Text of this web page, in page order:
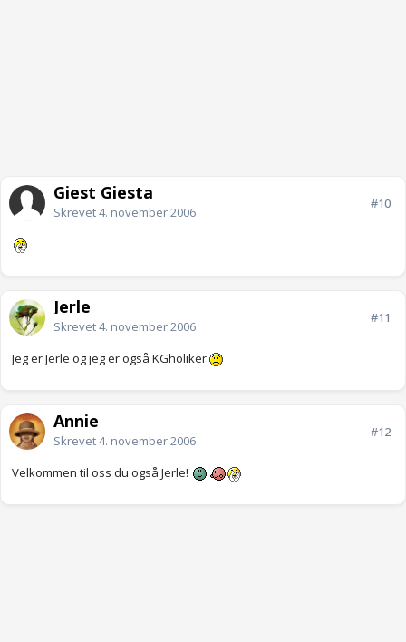
Gjest Gjesta
Skrevet4. november 2006
#10
Jerle
Skrevet4. november 2006
#11
Jeg er Jerle og jeg er også KGholiker
Annie
Skrevet4. november 2006
#12
Velkommen til oss du også Jerle!